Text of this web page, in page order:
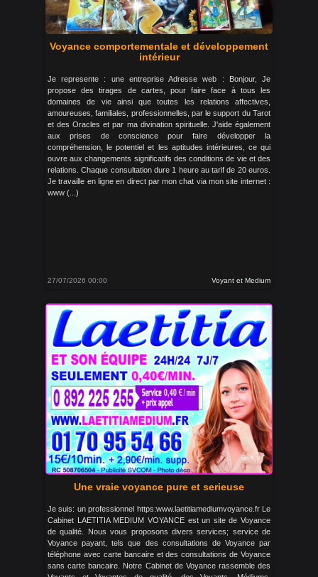
Voyance comportementale et développement
intérieur
Je represente : une entreprise Adresse web : Bonjour, Je
propose des tirages de cartes, pour faire face à tous les
domaines de vie ainsi que toutes les relations affectives,
amoureuses, familiales, professionnelles, par le support du Tarot
et des Oracles et par ma divination spirituelle. J'aide également
aux prises de conscience pour faire développer la
compréhension, le potentiel et les aptitudes intérieures, ce qui
ouvre aux changements significatifs des conditions de vie et des
relations. Chaque consultation dure 1 heure au tarif de 20 euros.
Je travaille en ligne en direct par mon chat via mon site internet :
www (...)
27/07/2026 00:00 Voyant et Medium
Une vraie voyance pure et serieuse
Je suis: un professionnel https:www.laetitiamediumvoyance.fr Le
Cabinet LAETITIA MEDIUM VOYANCE est un site de Voyance
de qualité. Nous vous proposons divers services; service de
Voyance payant, tels que des consultations de Voyance par
téléphone avec carte bancaire et des consultations de Voyance
sans carte bancaire. Notre Cabinet de Voyance rassemble des